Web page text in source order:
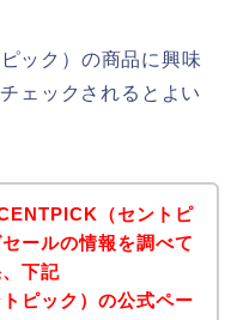
ック）の商品に興味
ェックされるとよい
（セントピ
ールの情報を調べて
下記
ピック）の公式ペー